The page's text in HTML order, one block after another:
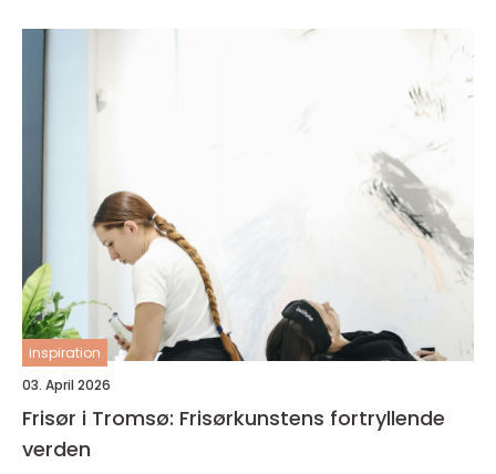
inspiration
03. April 2026
Frisør i Tromsø: Frisørkunstens fortryllende
verden